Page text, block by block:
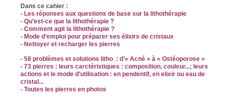
Dans ce cahier :
- Les réponses aux questions de base sur la lithothérapie
- Qu’est-ce que la lithothérapie ?
- Comment agit la lithothérapie ?
- Mode d’emploi pour préparer ses élixirs de cristaux
- Nettoyer et recharger les pierres
- 58 problèmes et solutions litho : d’« Acné » à « Ostéoporose »
- 73 pierres : leurs carctéristiques : composition, couleur...; leurs
actions et le mode d’utilisation : en pendentif, en elixir ou eau de
cristal...
- Toutes les pierres en photos